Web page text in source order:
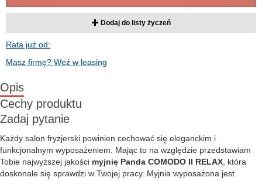
Dodaj do listy życzeń
Rata już od:
Masz firmę? Weź w leasing
Opis
Cechy produktu
Zadaj pytanie
Każdy salon fryzjerski powinien cechować się eleganckim i
funkcjonalnym wyposażeniem. Mając to na względzie przedstawiam
Tobie najwyższej jakości myjnię Panda COMODO II RELAX , która
doskonale się sprawdzi w Twojej pracy. Myjnia wyposażona jest